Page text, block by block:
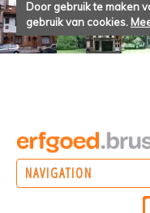
Door gebruik te maken
gebruik van cookies.
NAVIGATION